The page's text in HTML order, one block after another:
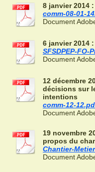
8 janvier 2014
comm-08-01-
Document
6 janvier 2014
SFSDPEP-
Document
12 décembre
décisions sur
intentions
comm-12-
Document
19 novembre
propos du
Chantier-
Document